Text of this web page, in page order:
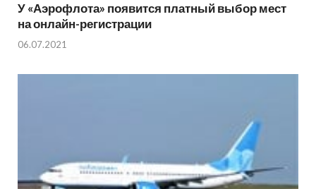
У «Аэрофлота» появится платный выбор мест
на онлайн-регистрации
06.07.2021